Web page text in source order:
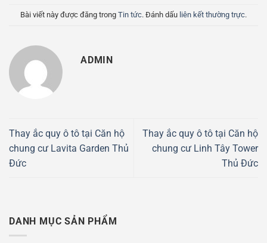
Bài viết này được đăng trong Tin tức. Đánh dấu liên kết thường trực.
ADMIN
Thay ắc quy ô tô tại Căn hộ
chung cư Lavita Garden Thủ
Đức
Thay ắc quy ô tô tại Căn hộ
chung cư Linh Tây Tower
Thủ Đức
DANH MỤC SẢN PHẨM